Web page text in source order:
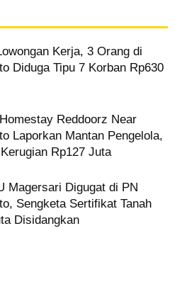
Kerja, 3 Orang di
Diduga Tipu 7 Korban Rp630
Reddoorz Near
Laporkan Mantan Pengelola,
Rp127 Juta
Magersari Digugat di PN
Sengketa Sertifikat Tanah
Disidangkan